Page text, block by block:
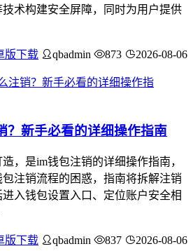
术构建安全屏障，同时为用户提供
版下载 qbadmin 873 2026-08-06
？新手必看的详细操作指南
，是im钱包注销的详细操作指南，
注销流程的困惑，指南将拆解注销
入钱包设置入口、定位账户安全相
版下载 qbadmin 837 2026-08-06